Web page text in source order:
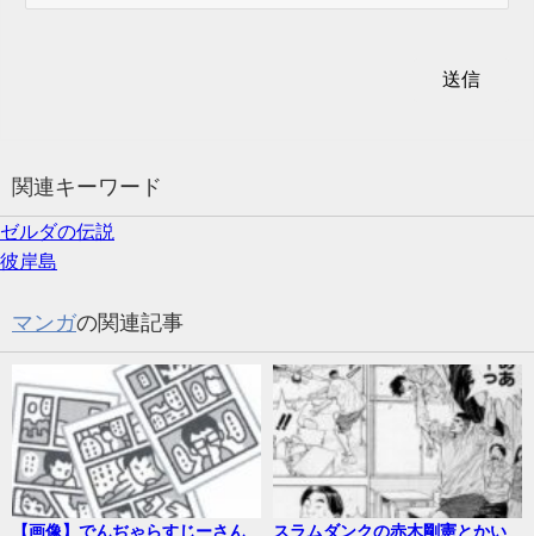
関連キーワード
ゼルダの伝説
彼岸島
マンガの関連記事
【画像】でんぢゃらすじーさん
スラムダンクの赤木剛憲とかい